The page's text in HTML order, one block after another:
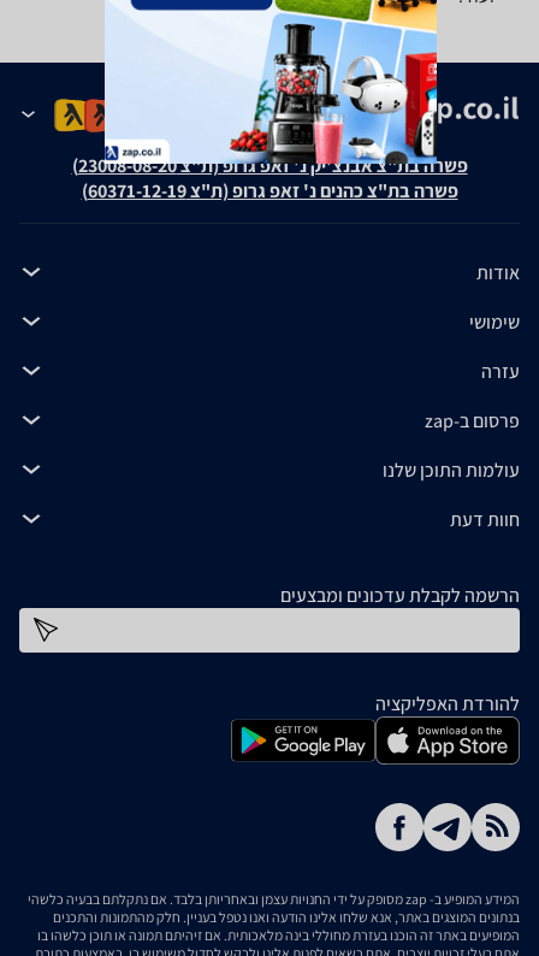
פשרה בת"צ אבנצ'יק נ' זאפ גרופ (ת"צ 23008-08-20)
פשרה בת"צ כהנים נ' זאפ גרופ (ת"צ 60371-12-19)
אודות
שימושי
עזרה
פרסום ב-zap
עולמות התוכן שלנו
חוות דעת
הרשמה לקבלת עדכונים ומבצעים
להורדת האפליקציה
המידע המופיע ב- zap מסופק על ידי החנויות עצמן ובאחריותן בלבד. אם נתקלתם בבעיה כלשהי
בנתונים המוצגים באתר, אנא שלחו אלינו הודעה ואנו נטפל בעניין. חלק מהתמונות והתכנים
המופיעים באתר זה הוכנו בעזרת מחוללי בינה מלאכותית. אם זיהיתם תמונה או תוכן כלשהו בו